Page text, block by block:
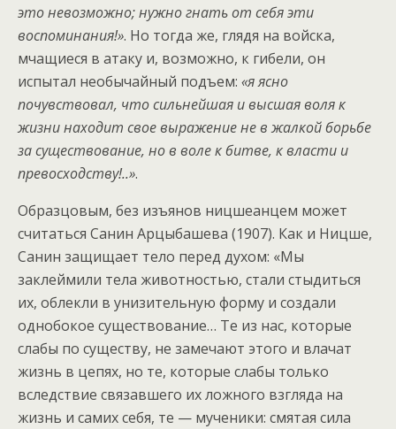
это невозможно; нужно гнать от себя эти
воспоминания!». Но тогда же, глядя на войска,
мчащиеся в атаку и, возможно, к гибели, он
испытал необычайный подъем: «я ясно
почувствовал, что сильнейшая и высшая воля к
жизни находит свое выражение не в жалкой борьбе
за существование, но в воле к битве, к власти и
превосходству!..».
Образцовым, без изъянов ницшеанцем может
считаться Санин Арцыбашева (1907). Как и Ницше,
Санин защищает тело перед духом: «Мы
заклеймили тела животностью, стали стыдиться
их, облекли в унизительную форму и создали
однобокое существование… Те из нас, которые
слабы по существу, не замечают этого и влачат
жизнь в цепях, но те, которые слабы только
вследствие связавшего их ложного взгляда на
жизнь и самих себя, те — мученики: смятая сила